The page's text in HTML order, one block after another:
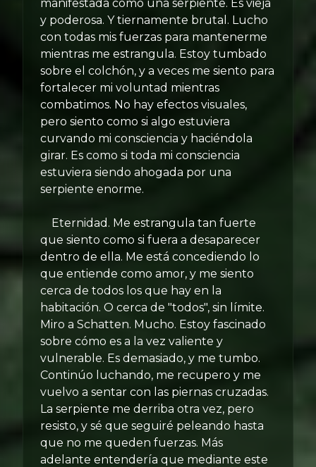
manifestada como una serpiente. Es vieja
y poderosa. Y tiernamente brutal. Lucho
con todas mis fuerzas para mantenerme
mientras me estrangula. Estoy tumbado
sobre el colchón, y a veces me siento para
fortalecer mi voluntad mientras
combatimos. No hay efectos visuales,
pero siento como si algo estuviera
curvando mi consciencia y haciéndola
girar. Es como si toda mi consciencia
estuviera siendo ahogada por una
serpiente enorme.
Eternidad. Me estrangula tan fuerte
que siento como si fuera a desaparecer
dentro de ella. Me está concediendo lo
que entiende como amor, y me siento
cerca de todos los que hay en la
habitación. O cerca de "todos", sin límite.
Miro a Schatten. Mucho. Estoy fascinado
sobre cómo es a la vez valiente y
vulnerable. Es demasiado, y me tumbo.
Continúo luchando, me recupero y me
vuelvo a sentar con las piernas cruzadas.
La serpiente me derriba otra vez, pero
resisto, y sé que seguiré peleando hasta
que no me queden fuerzas. Más
adelante entendería que mediante este